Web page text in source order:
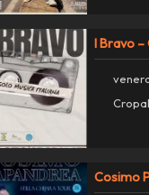
I Bravo
Cosimo